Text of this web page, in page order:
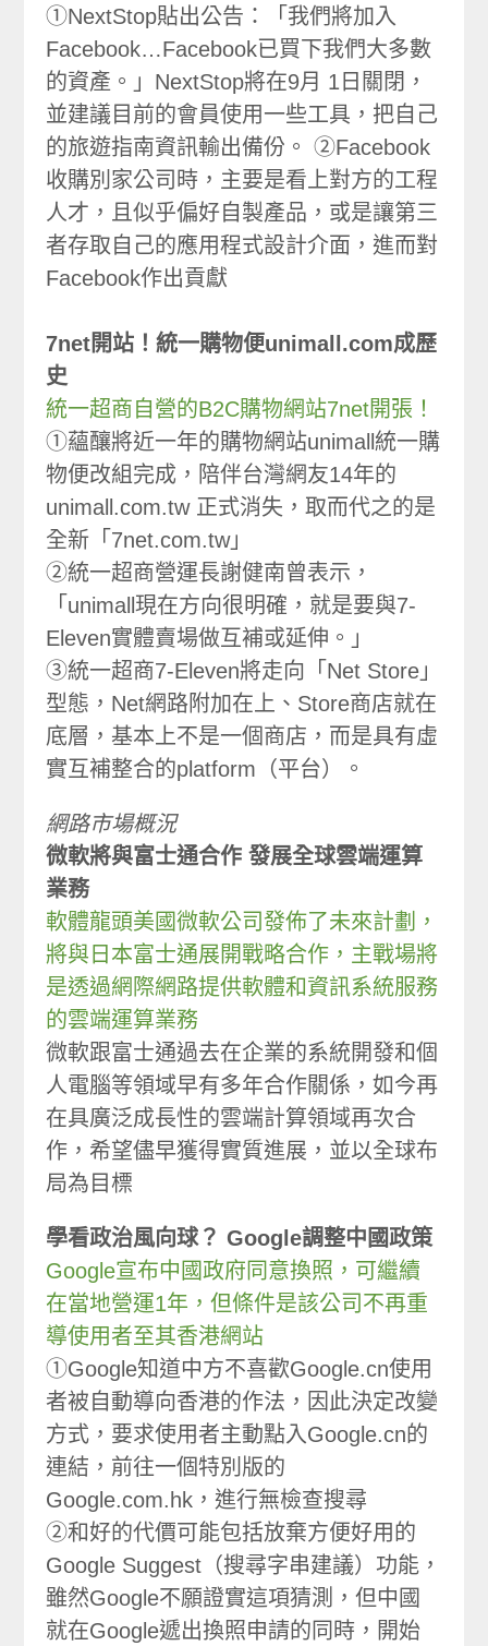
①NextStop貼出公告：「我們將加入
Facebook…Facebook已買下我們大多數
的資產。」NextStop將在9月 1日關閉，
並建議目前的會員使用一些工具，把自己
的旅遊指南資訊輸出備份。 ②Facebook
收購別家公司時，主要是看上對方的工程
人才，且似乎偏好自製產品，或是讓第三
者存取自己的應用程式設計介面，進而對
Facebook作出貢獻
7net開站！統一購物便unimall.com成歷
史
統一超商自營的B2C購物網站7net開張！
①蘊釀將近一年的購物網站unimall統一購
物便改組完成，陪伴台灣網友14年的
unimall.com.tw 正式消失，取而代之的是
全新「7net.com.tw」
②統一超商營運長謝健南曾表示，
「unimall現在方向很明確，就是要與7-
Eleven實體賣場做互補或延伸。」
③統一超商7-Eleven將走向「Net Store」
型態，Net網路附加在上、Store商店就在
底層，基本上不是一個商店，而是具有虛
實互補整合的platform（平台）。
網路市場概況
微軟將與富士通合作 發展全球雲端運算
業務
軟體龍頭美國微軟公司發佈了未來計劃，
將與日本富士通展開戰略合作，主戰場將
是透過網際網路提供軟體和資訊系統服務
的雲端運算業務
微軟跟富士通過去在企業的系統開發和個
人電腦等領域早有多年合作關係，如今再
在具廣泛成長性的雲端計算領域再次合
作，希望儘早獲得實質進展，並以全球布
局為目標
學看政治風向球？ Google調整中國政策
Google宣布中國政府同意換照，可繼續
在當地營運1年，但條件是該公司不再重
導使用者至其香港網站
①Google知道中方不喜歡Google.cn使用
者被自動導向香港的作法，因此決定改變
方式，要求使用者主動點入Google.cn的
連結，前往一個特別版的
Google.com.hk，進行無檢查搜尋
②和好的代價可能包括放棄方便好用的
Google Suggest（搜尋字串建議）功能，
雖然Google不願證實這項猜測，但中國
就在Google遞出換照申請的同時，開始